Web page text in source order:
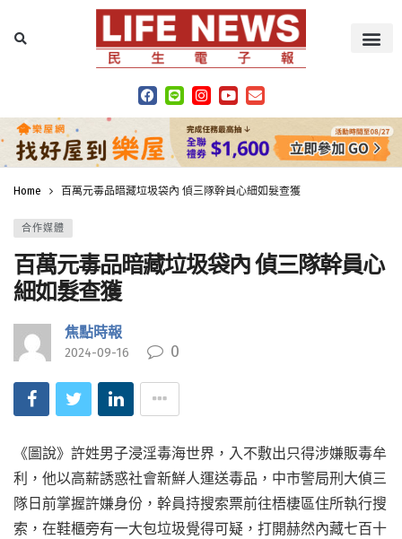
Home 百萬元毒品暗藏垃圾袋內 偵三隊幹員心細如髮查獲
合作媒體
百萬元毒品暗藏垃圾袋內 偵三隊幹員心
細如髮查獲
焦點時報
2024-09-16 0
《圖說》許姓男子浸淫毒海世界，入不敷出只得涉嫌販毒牟
利，他以高薪誘惑社會新鮮人運送毒品，中市警局刑大偵三
隊日前掌握許嫌身份，幹員持搜索票前往梧棲區住所執行搜
索，在鞋櫃旁有一大包垃圾覺得可疑，打開赫然內藏七百十